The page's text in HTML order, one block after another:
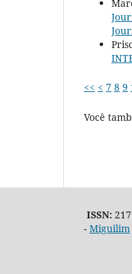
<< < 7 8 9
Você
ISSN:
- Miguilim